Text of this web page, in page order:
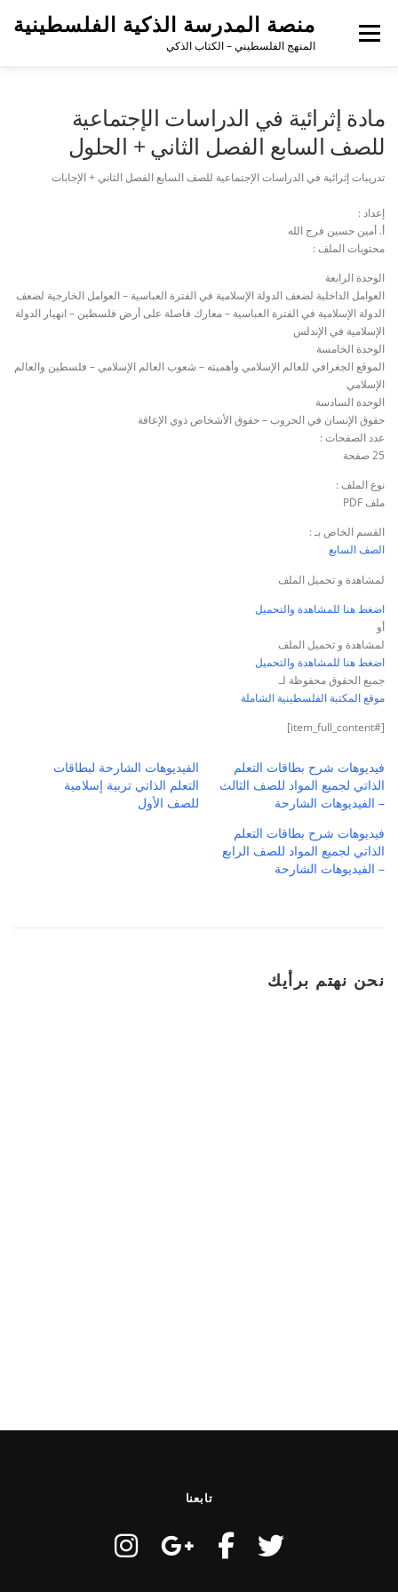
منصة المدرسة الذكية الفلسطينية
المنهج الفلسطيني – الكتاب الذكي
القائمة
مادة إثرائية في الدراسات الإجتماعية
للصف السابع الفصل الثاني + الحلول
تدريبات إثرائية في الدراسات الإجتماعية للصف السابع الفصل الثاني + الإجابات
إعداد :
أ. أمين حسين فرج الله
محتويات الملف :
الوحدة الرابعة
العوامل الداخلية لضعف الدولة الإسلامية في الفترة العباسية – العوامل الخارجية لضعف
الدولة الإسلامية في الفترة العباسية – معارك فاصلة على أرض فلسطين – انهيار الدولة
الإسلامية في الإندلس
الوحدة الخامسة
الموقع الجغرافي للعالم الإسلامي وأهميته – شعوب العالم الإسلامي – فلسطين والعالم
الإسلامي
الوحدة السادسة
حقوق الإنسان في الحروب – حقوق الأشخاص ذوي الإعاقة
عدد الصفحات :
25 صفحة
نوع الملف :
ملف PDF
القسم الخاص بـ :
الصف السابع
لمشاهدة و تحميل الملف
اضغط هنا للمشاهدة والتحميل
أو
لمشاهدة و تحميل الملف
اضغط هنا للمشاهدة والتحميل
جميع الحقوق محفوظة لـ
موقع المكتبة الفلسطينية الشاملة
[#item_full_content]
فيديوهات شرح بطاقات التعلم
الذاتي لجميع المواد للصف الثالث
– الفيديوهات الشارحة
الفيديوهات الشارحة لبطاقات
التعلم الذاتي تربية إسلامية
للصف الأول
فيديوهات شرح بطاقات التعلم
الذاتي لجميع المواد للصف الرابع
– الفيديوهات الشارحة
نحن نهتم برأيك
تابعنا